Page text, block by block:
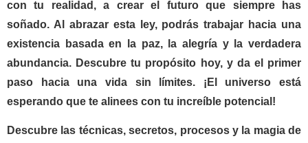
con tu realidad, a crear el futuro que siempre has
soñado. Al abrazar esta ley, podrás trabajar hacia una
existencia basada en la paz, la alegría y la verdadera
abundancia. Descubre tu propósito hoy, y da el primer
paso hacia una vida sin límites. ¡El universo está
esperando que te alinees con tu increíble potencial!
Descubre las técnicas, secretos, procesos y la magia de